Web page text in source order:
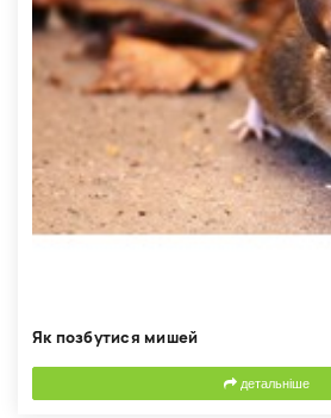
Як позбутися мишей
детальніше